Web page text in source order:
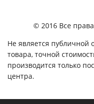
© 2016 Все
Не является
товара, точной
производится только
центра.